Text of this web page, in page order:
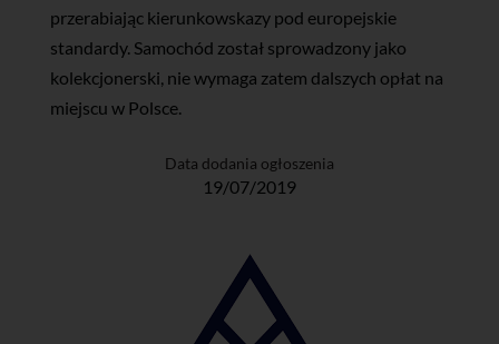
przerabiając kierunkowskazy pod europejskie
standardy. Samochód został sprowadzony jako
kolekcjonerski, nie wymaga zatem dalszych opłat na
miejscu w Polsce.
Data dodania ogłoszenia
19/07/2019